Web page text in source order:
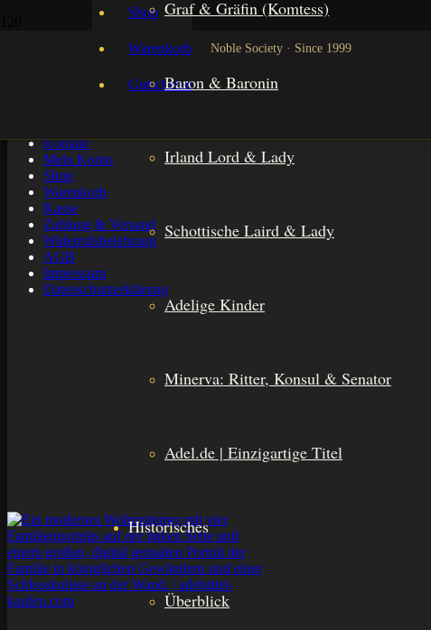
Shop
Warenkorb
Gutscheine
Noble Society · Since 1999
Graf & Gräfin (Komtess)
Baron & Baronin
Irland Lord & Lady
Schottische Laird & Lady
Adelige Kinder
Minerva: Ritter, Konsul & Senator
Adel.de | Einzigartige Titel
Historisches
Überblick
Bestellnummer / Order ID
Kontakt
Mein Konto
Shop
Warenkorb
Kasse
Zahlung & Versand
Widerrufsbelehrung
AGB
Impressum
Datenschutzerklärung